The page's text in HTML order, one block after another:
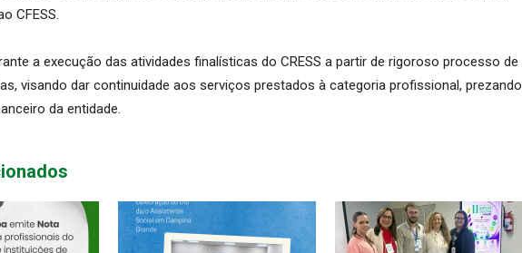
CFESS.
a execução das atividades finalísticas do CRESS a partir de rigoroso processo de
visando dar continuidade aos serviços prestados à categoria profissional, prezando
da entidade.